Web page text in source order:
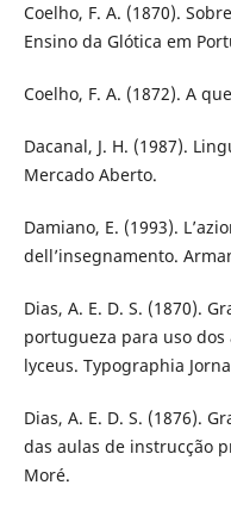
Coelho, F. A. (1870).
Ensino da Glótica em
Coelho, F. A. (1872). A
Dacanal, J. H. (1987).
Mercado Aberto.
Damiano, E. (1993).
dell’insegnamento.
Dias, A. E. D. S. (1870).
portugueza para uso
lyceus. Typographia
Dias, A. E. D. S. (1876).
das aulas de instrucção
Moré.